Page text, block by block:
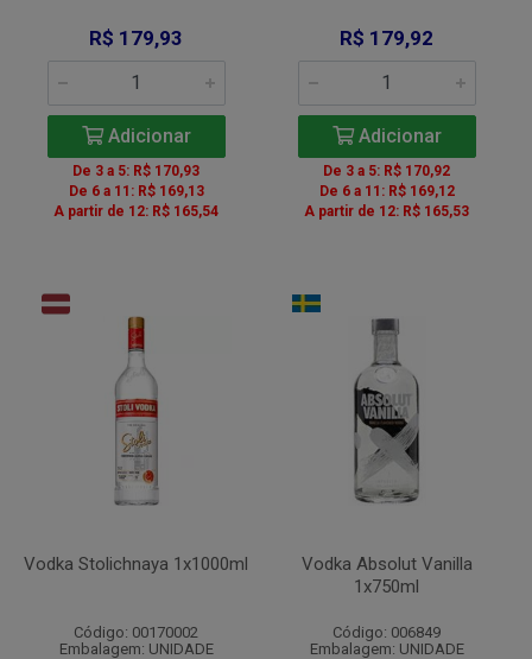
R$ 179,93
Adicionar
De 3 a 5: R$ 170,93
De 6 a 11: R$ 169,13
A partir de 12: R$ 165,54
R$ 179,92
Adicionar
De 3 a 5: R$ 170,92
De 6 a 11: R$ 169,12
A partir de 12: R$ 165,53
Vodka Stolichnaya 1x1000ml
Código: 00170002
Embalagem: UNIDADE
Vodka Absolut Vanilla
1x750ml
Código: 006849
Embalagem: UNIDADE